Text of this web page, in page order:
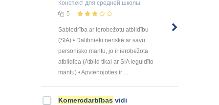
Конспект для средней школы
5
Sabiedrība ar ierobežotu atbildību
(SIA) • Dalībnieki neriskē ar savu
personisko mantu, jo ir ierobežota
atbildība (Atbild tikai ar SIA ieguldīto
mantu) • Apvienojoties ir ...
Komercdarbības vidi